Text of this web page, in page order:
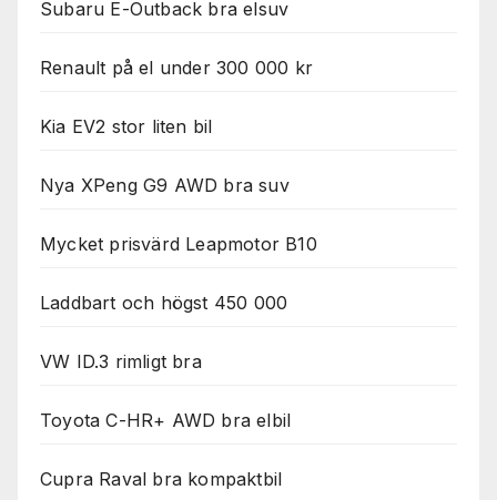
Subaru E-Outback bra elsuv
Renault på el under 300 000 kr
Kia EV2 stor liten bil
Nya XPeng G9 AWD bra suv
Mycket prisvärd Leapmotor B10
Laddbart och högst 450 000
VW ID.3 rimligt bra
Toyota C-HR+ AWD bra elbil
Cupra Raval bra kompaktbil